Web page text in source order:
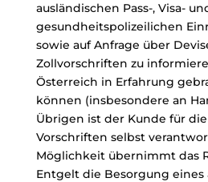
ausländischen Pass-, Visa-
gesundheitspolizeilichen
sowie auf Anfrage über
Zollvorschriften zu
Österreich in Erfahrung
können (insbesondere an
Übrigen ist der Kunde für
Vorschriften selbst
Möglichkeit übernimmt das
Entgelt die Besorgung eines